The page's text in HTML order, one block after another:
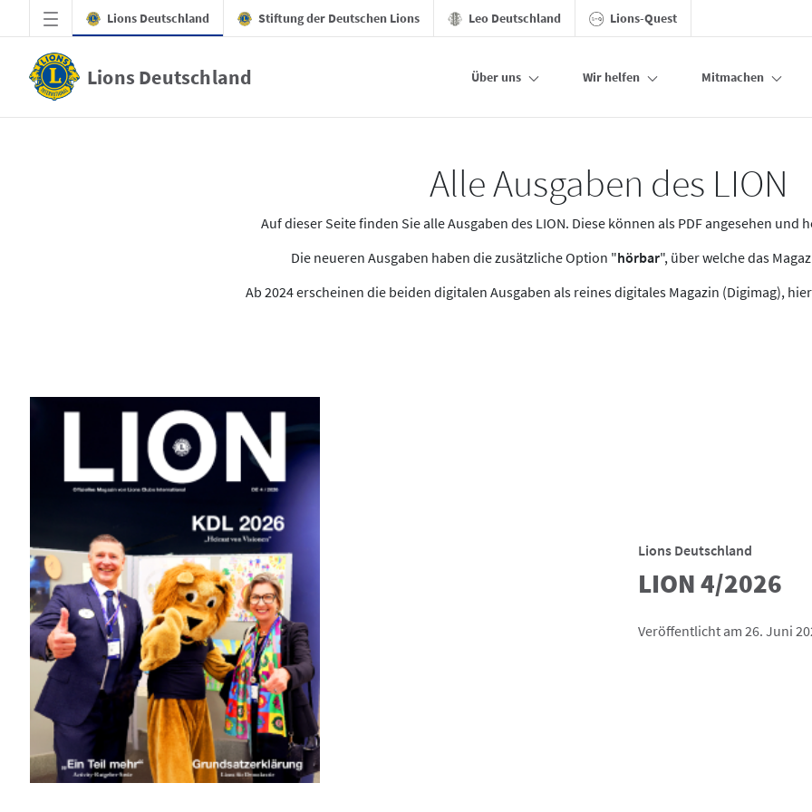
Zum Hauptinhalt springen
Lions Deutschland Stiftung der Deutschen Lions Leo Deutschland Lions-Quest
Lions Deutschland Über uns Wir helfen Mitmachen
Alle Ausgaben des LION
Auf dieser Seite finden Sie alle Ausgaben des LION. Diese können als PDF angesehen und
Die neueren Ausgaben haben die zusätzliche Option "hörbar", über welche das
Ab 2024 erscheinen die beiden digitalen Ausgaben als reines digitales Magazin (Digimag),
Lions Deutschland
LION 4/2026
Veröffentlicht am 26. Juni